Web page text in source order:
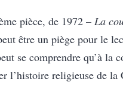
pièce, de 1972 – La
être un piège pour le
se comprendre qu’à la
l’histoire religieuse de la